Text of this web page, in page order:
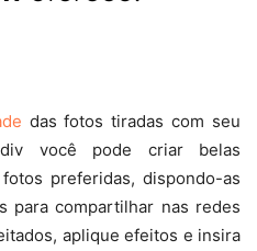
das fotos tiradas com seu
você pode criar belas
preferidas, dispondo-as
para compartilhar nas redes
aplique efeitos e insira